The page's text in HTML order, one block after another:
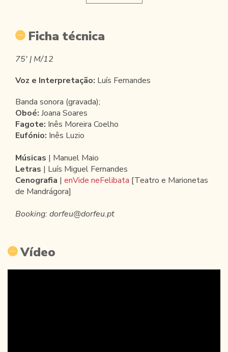
Ficha técnica
75' | M/12
Voz e Interpretação: Luís Fernandes
Banda sonora (gravada);
Oboé: Joana Soares
Fagote: Inês Moreira Coelho
Eufónio: Inês Luzio
Músicas | Manuel Maio
Letras | Luís Miguel Fernandes
Cenografia | enVide neFelibata [Teatro e Marionetas
de Mandrágora]
Booking: dorfeu@dorfeu.pt
Vídeo